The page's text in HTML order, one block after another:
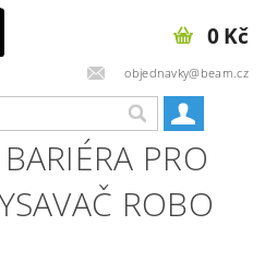
objednavky@beam.cz
0 Kč
PRO
ROBO